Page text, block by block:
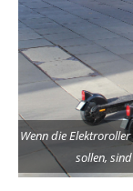
Wenn die
sollen,